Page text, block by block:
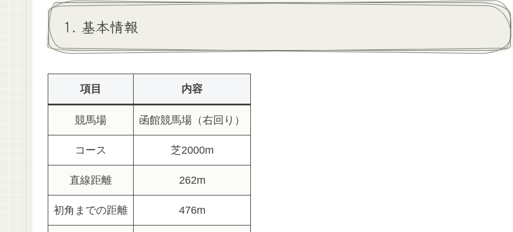
1. 基本情報
項目 内容
競馬場 函館競馬場（右回り）
コース 芝2000m
直線距離 262m
初角までの距離 476m